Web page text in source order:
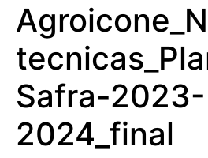
Safra-2023-
2024_final